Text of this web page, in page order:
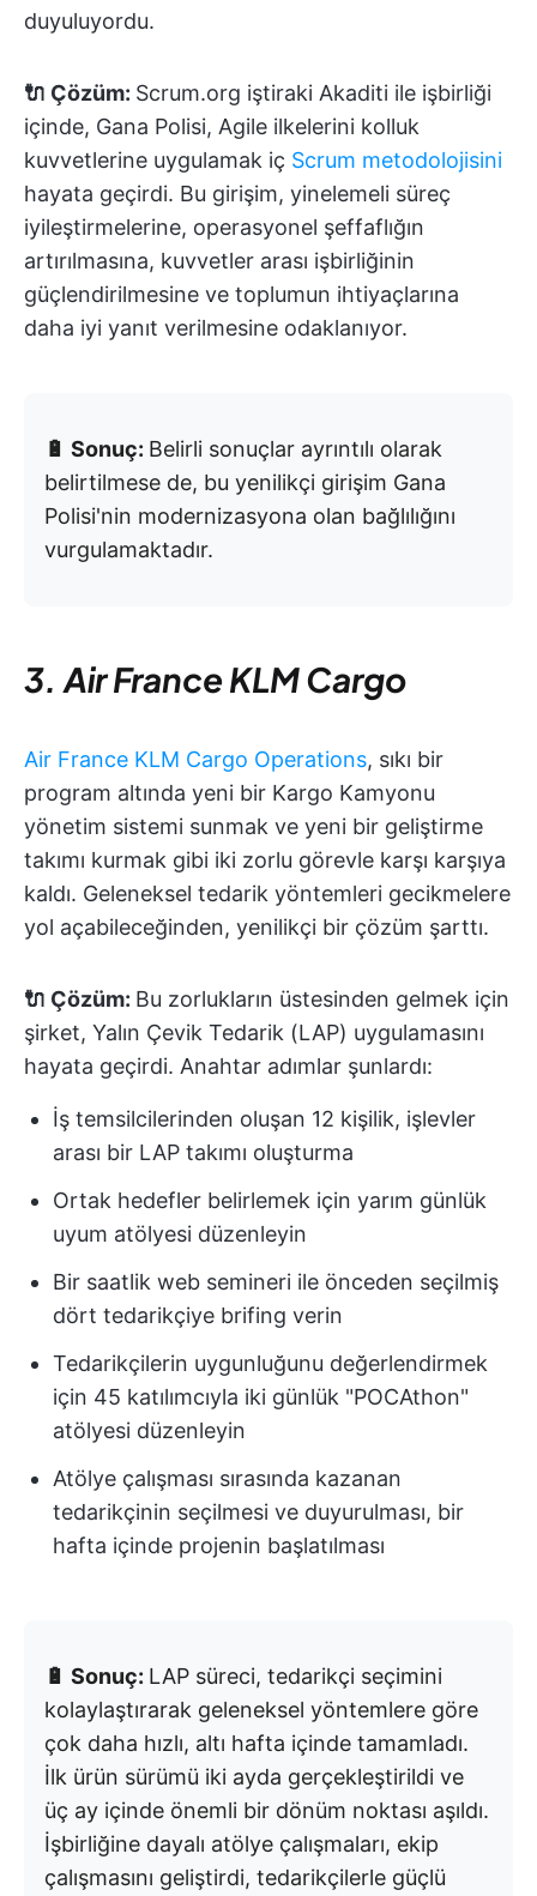
duyuluyordu.
🔌 Çözüm: Scrum.org iştiraki Akaditi ile işbirliği
içinde, Gana Polisi, Agile ilkelerini kolluk
kuvvetlerine uygulamak iç Scrum metodolojisini
hayata geçirdi. Bu girişim, yinelemeli süreç
iyileştirmelerine, operasyonel şeffaflığın
artırılmasına, kuvvetler arası işbirliğinin
güçlendirilmesine ve toplumun ihtiyaçlarına
daha iyi yanıt verilmesine odaklanıyor.
🔋 Sonuç: Belirli sonuçlar ayrıntılı olarak
belirtilmese de, bu yenilikçi girişim Gana
Polisi'nin modernizasyona olan bağlılığını
vurgulamaktadır.
3. Air France KLM Cargo
Air France KLM Cargo Operations, sıkı bir
program altında yeni bir Kargo Kamyonu
yönetim sistemi sunmak ve yeni bir geliştirme
takımı kurmak gibi iki zorlu görevle karşı karşıya
kaldı. Geleneksel tedarik yöntemleri gecikmelere
yol açabileceğinden, yenilikçi bir çözüm şarttı.
🔌 Çözüm: Bu zorlukların üstesinden gelmek için
şirket, Yalın Çevik Tedarik (LAP) uygulamasını
hayata geçirdi. Anahtar adımlar şunlardı:
İş temsilcilerinden oluşan 12 kişilik, işlevler
arası bir LAP takımı oluşturma
Ortak hedefler belirlemek için yarım günlük
uyum atölyesi düzenleyin
Bir saatlik web semineri ile önceden seçilmiş
dört tedarikçiye brifing verin
Tedarikçilerin uygunluğunu değerlendirmek
için 45 katılımcıyla iki günlük "POCAthon"
atölyesi düzenleyin
Atölye çalışması sırasında kazanan
tedarikçinin seçilmesi ve duyurulması, bir
hafta içinde projenin başlatılması
🔋 Sonuç: LAP süreci, tedarikçi seçimini
kolaylaştırarak geleneksel yöntemlere göre
çok daha hızlı, altı hafta içinde tamamladı.
İlk ürün sürümü iki ayda gerçekleştirildi ve
üç ay içinde önemli bir dönüm noktası aşıldı.
İşbirliğine dayalı atölye çalışmaları, ekip
çalışmasını geliştirdi, tedarikçilerle güçlü